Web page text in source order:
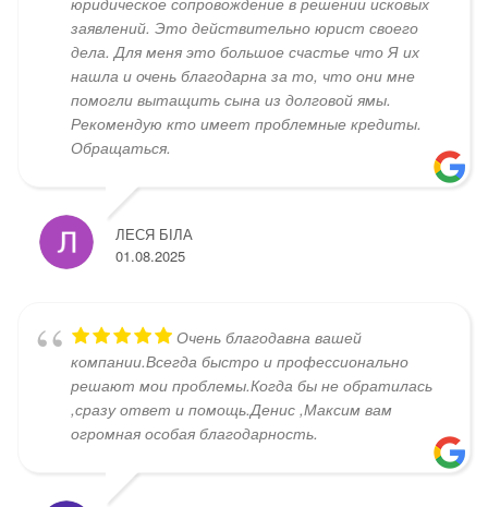
заявлений. Это действительно юрист своего
дела. Для меня это большое счастье что Я их
нашла и очень благодарна за то, что они мне
помогли вытащить сына из долговой ямы.
Рекомендую кто имеет проблемные кредиты.
Обращаться.
ЛЕСЯ БІЛА
01.08.2025
Очень благодавна вашей
компании.Всегда быстро и профессионально
решают мои проблемы.Когда бы не обратилась
,сразу ответ и помощь.Денис ,Максим вам
огромная особая благодарность.